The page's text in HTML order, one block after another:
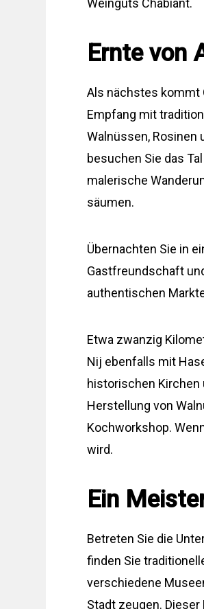
Weinguts Chabiant.
Ernte von
Als nächstes kommt
Empfang mit
Walnüssen, Rosinen
besuchen Sie das
malerische
säumen.
Übernachten Sie in
Gastfreundschaft
authentischen
Etwa zwanzig
Nij ebenfalls mit
historischen Kirchen
Herstellung von
Kochworkshop.
wird.
Ein
Betreten Sie die
finden Sie
verschiedene
Stadt zeugen.